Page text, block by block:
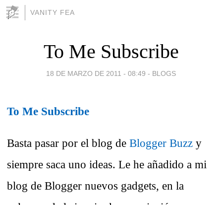
VANITY FEA
To Me Subscribe
18 DE MARZO DE 2011 - 08:49 - BLOGS
To Me Subscribe
Basta pasar por el blog de Blogger Buzz y
siempre saca uno ideas. Le he añadido a mi
blog de Blogger nuevos gadgets, en la